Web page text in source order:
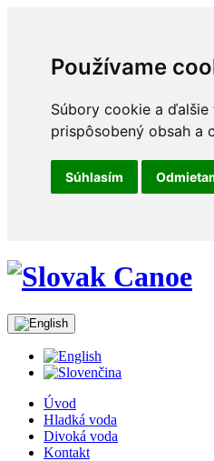
Používame
Súbory cookie a
prispôsobený obsah a
Súhlasím
Úvod
Hladká voda
Divoká voda
Kontakt